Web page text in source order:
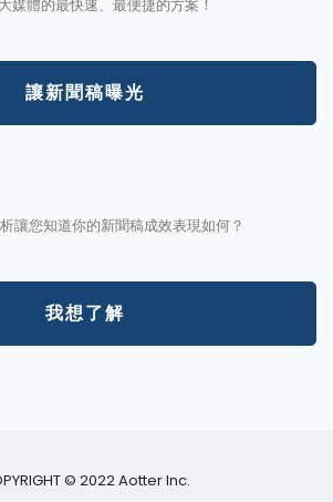
媒體的最快速、最便捷的方案！
讓新聞稿曝光
讓您知道你的新聞稿成效表現如何？
我想了解
© 2022 Aotter Inc.